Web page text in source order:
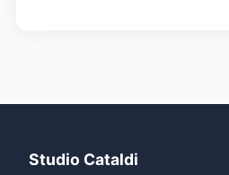
Studio Cataldi